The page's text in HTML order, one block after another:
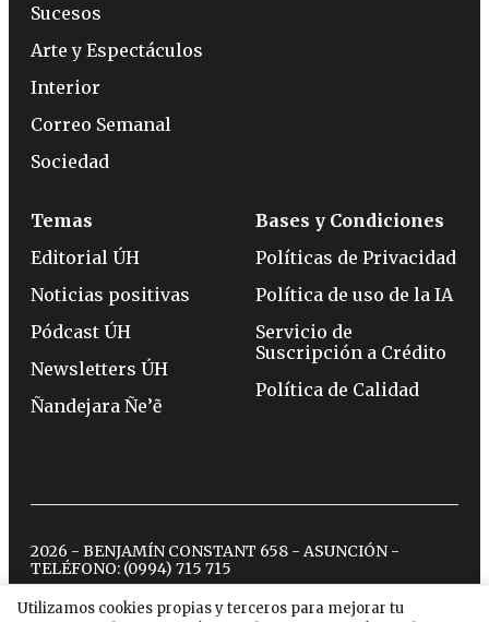
Utilizamos cookies propias y terceros para mejorar tu
Sucesos
Arte y Espectáculos
Interior
Correo Semanal
Sociedad
Temas
Editorial ÚH
Noticias positivas
Pódcast ÚH
Newsletters ÚH
Ñandejara Ñe’ẽ
Bases y Condiciones
Políticas de Privacidad
Política de uso de la IA
Servicio de
Suscripción a Crédito
Política de Calidad
2026 - BENJAMÍN CONSTANT 658 - ASUNCIÓN -
TELÉFONO: (0994) 715 715